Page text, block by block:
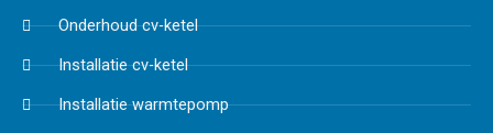
Onderhoud cv-ketel
Installatie cv-ketel
Installatie warmtepomp